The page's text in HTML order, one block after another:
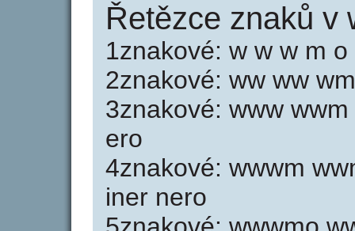
Řetězce znaků v
1znakové: w w w m
2znakové: ww ww
3znakové: www
ero
4znakové: wwwm
iner nero